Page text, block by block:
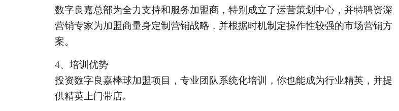
数字良嘉总部为全力支持和服务加盟商，特别成立了运营策划中心，并特聘资深
营销专家为加盟商量身定制营销战略，并根据时机制定操作性较强的市场营销方
案。
4、培训优势
投资数字良嘉棒球加盟项目，专业团队系统化培训，你也能成为行业精英，并提
供精英上门带店。